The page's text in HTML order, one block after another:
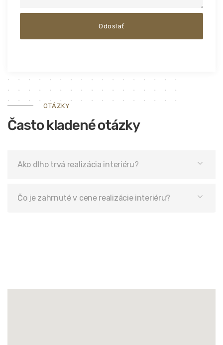
OTÁZKY
Často kladené otázky
Ako dlho trvá realizácia interiéru?
Čo je zahrnuté v cene realizácie interiéru?